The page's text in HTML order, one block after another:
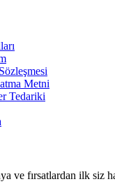
Metni
Tedariki
ve fırsatlardan ilk siz